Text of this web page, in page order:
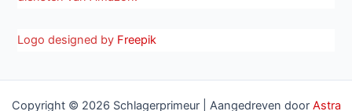
Logo designed by Freepik
Copyright © 2026 Schlagerprimeur | Aangedreven door Astra